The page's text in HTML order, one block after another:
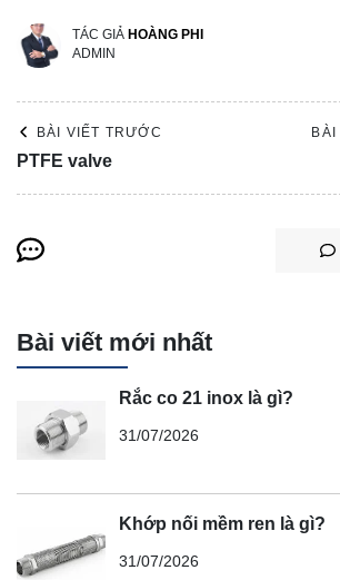
TÁC GIẢ HOÀNG PHI
ADMIN
BÀI VIẾT TRƯỚC
PTFE valve
Bài viết mới nhất
Rắc co 21 inox là gì?
31/07/2026
Khớp nối mềm ren là gì?
31/07/2026